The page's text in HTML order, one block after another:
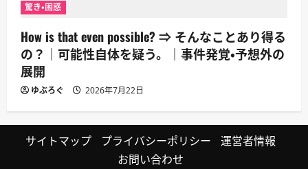
驚き・困惑
How is that even possible? ⇒ そんなことあり得る
の？｜可能性自体を疑う。｜事件発覚・予想外の
展開
ゆぶろぐ 2026年7月22日
サイトマップ プライバシーポリシー
運営者情報
お問い合わせ